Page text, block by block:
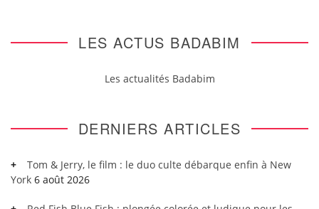
LES ACTUS BADABIM
Les actualités Badabim
DERNIERS ARTICLES
Tom & Jerry, le film : le duo culte débarque enfin à New
York 6 août 2026